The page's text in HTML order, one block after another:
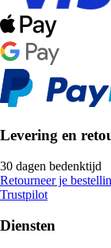
Levering en
30 dagen bedenktijd
Retourneer je
Trustpilot
Diensten